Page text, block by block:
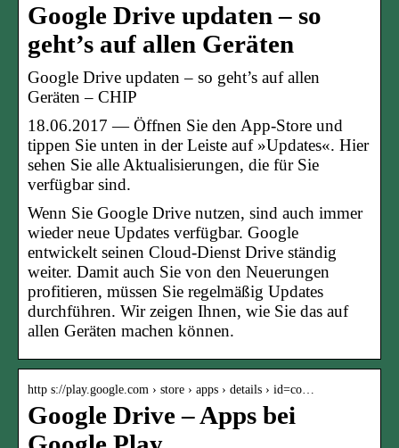
Google Drive updaten – so
geht’s auf allen Geräten
Google Drive updaten – so geht’s auf allen
Geräten – CHIP
18.06.2017 — Öffnen Sie den App-Store und
tippen Sie unten in der Leiste auf »Updates«. Hier
sehen Sie alle Aktualisierungen, die für Sie
verfügbar sind.
Wenn Sie Google Drive nutzen, sind auch immer
wieder neue Updates verfügbar. Google
entwickelt seinen Cloud-Dienst Drive ständig
weiter. Damit auch Sie von den Neuerungen
profitieren, müssen Sie regelmäßig Updates
durchführen. Wir zeigen Ihnen, wie Sie das auf
allen Geräten machen können.
http s://play.google.com › store › apps › details › id=co…
Google Drive – Apps bei